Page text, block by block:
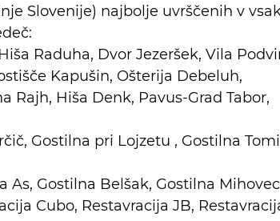
Slovenije) najbolje uvrščenih v
Raduha, Dvor Jezeršek, Vila
Kapušin, Ošterija Debeluh,
Rajh, Hiša Denk, Pavus-Grad Tabor,
Gostilna pri Lojzetu , Gostilna
As, Gostilna Belšak, Gostilna
Cubo, Restavracija JB,